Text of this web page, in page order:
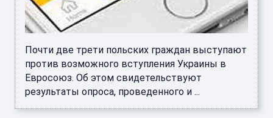
Почти две трети польских граждан выступают
против возможного вступления Украины в
Евросоюз. Об этом свидетельствуют
результаты опроса, проведенного и ...